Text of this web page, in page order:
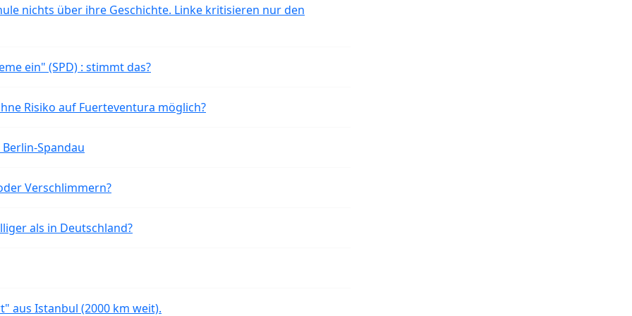
nichts über ihre Geschichte. Linke kritisieren nur den
ein" (SPD) : stimmt das?
Risiko auf Fuerteventura möglich?
Spandau
Verschlimmern?
als in Deutschland?
aus Istanbul (2000 km weit).